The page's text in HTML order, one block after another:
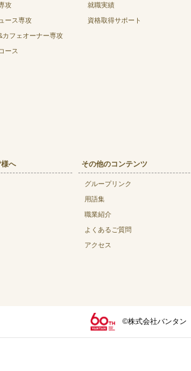
攻
ース専攻
カフェオーナー専攻
ース
就職実績
資格取得サポート
へ その他のコンテンツ
グループリンク
用語集
職業紹介
よくあるご質問
アクセス
©株式会社バンタン